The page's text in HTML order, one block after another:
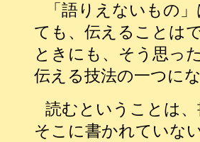
「語りえないもの
ても、伝えることは
ときにも、そう思っ
伝える技法の一つに
読むということは
そこに書かれていな